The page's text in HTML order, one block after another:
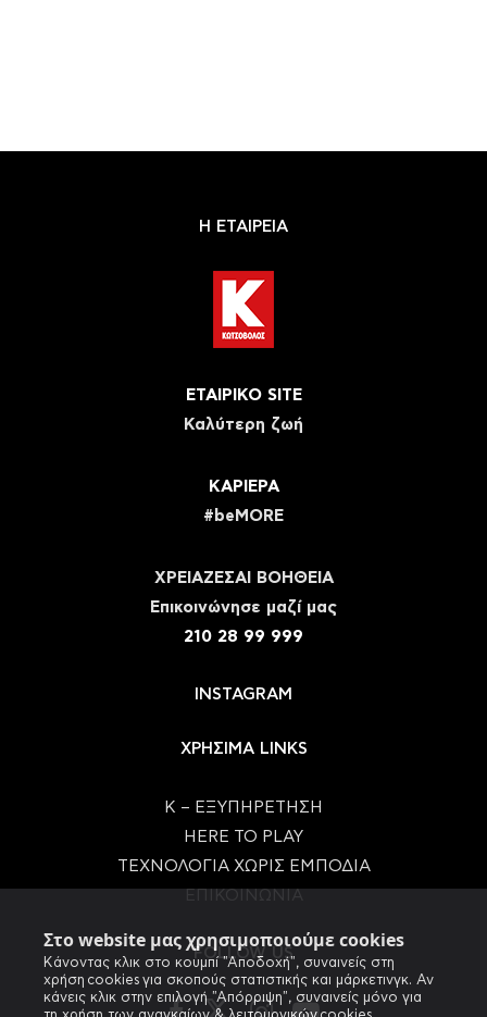
Στο website μας χρησιμοποιούμε cookies
Κάνοντας κλικ στο κουμπί "Αποδοχή", συναινείς στη
χρήση cookies για σκοπούς στατιστικής και μάρκετινγκ. Αν
κάνεις κλικ στην επιλογή "Απόρριψη", συναινείς μόνο για
Η ΕΤΑΙΡΕΙΑ
ΕΤΑΙΡΙΚΟ SITE
Καλύτερη ζωή
ΚΑΡΙΕΡΑ
#beMORE
ΧΡΕΙΑΖΕΣΑΙ ΒΟΗΘΕΙΑ
Eπικοινώνησε μαζί μας
210 28 99 999
INSTAGRAM
ΧΡΗΣΙΜΑ LINKS
Κ – ΕΞΥΠΗΡΕΤΗΣΗ
HERE TO PLAY
ΤΕΧΝΟΛΟΓΙΑ ΧΩΡΙΣ ΕΜΠΟΔΙΑ
FOLLOW US